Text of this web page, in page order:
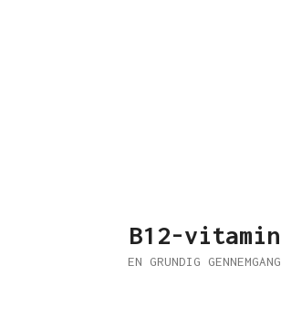
B12-vitamin
EN GRUNDIG GENNEMGANG